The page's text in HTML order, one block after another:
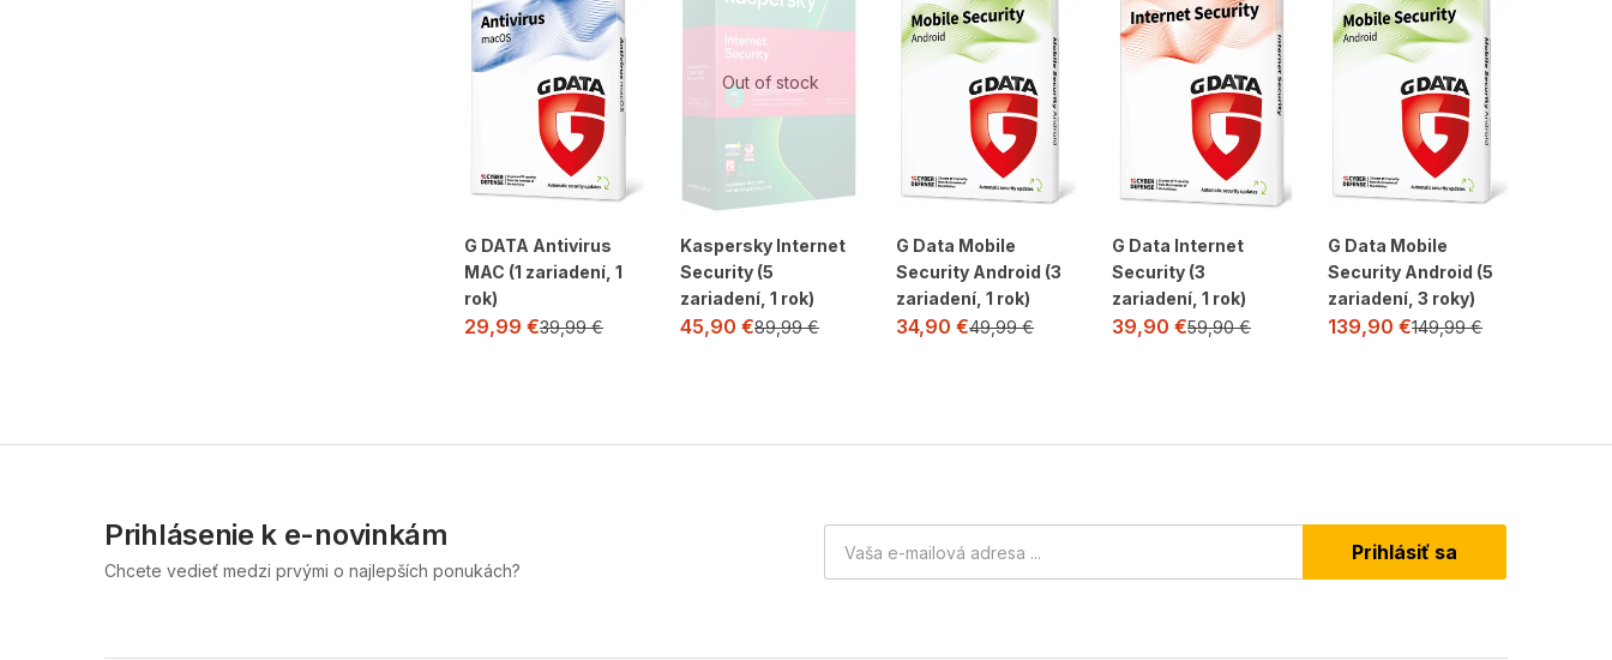
G DATA Antivirus
MAC (1 zariadení, 1
rok)
29,99 €39,99€
Out of stock
Kaspersky Internet
Security (5
zariadení, 1 rok)
45,90 €89,99€
G Data Mobile
Security Android (3
zariadení, 1 rok)
34,90 €49,99€
G Data Internet
Security (3
zariadení, 1 rok)
39,90 €59,90€
G Data Mobile
Security Android (5
zariadení, 3 roky)
139,90 €149,99€
Prihlásenie k e-novinkám
Chcete vedieť medzi prvými o najlepších ponukách?
Prihlásiť sa